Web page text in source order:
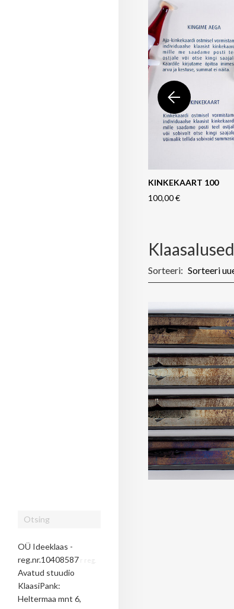
KINKEKAART 100
100,00 €
Klaasalused
Sorteeri:
OÜ Ideeklaas -
reg.nr.10408587 r reg.
Avatud stuudio
KlaasiPank:
Heltermaa mnt 6,